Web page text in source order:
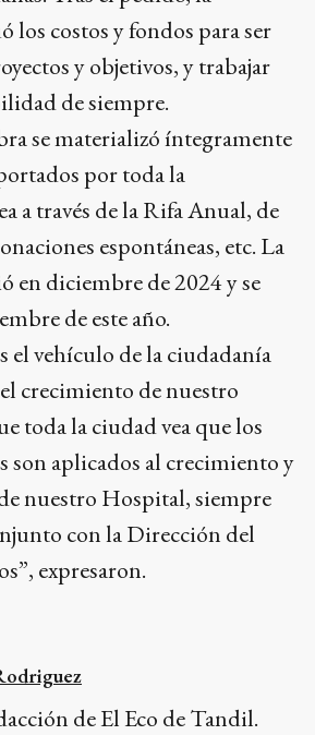
los costos y fondos para ser
y objetivos, y trabajar
de siempre.
se materializó íntegramente
por toda la
a través de la Rifa Anual, de
espontáneas, etc. La
en diciembre de 2024 y se
de este año.
el vehículo de la ciudadanía
crecimiento de nuestro
toda la ciudad vea que los
son aplicados al crecimiento y
nuestro Hospital, siempre
con la Dirección del
expresaron.
de El Eco de Tandil.